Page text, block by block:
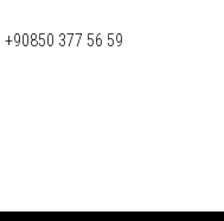
+90850 377 56 59